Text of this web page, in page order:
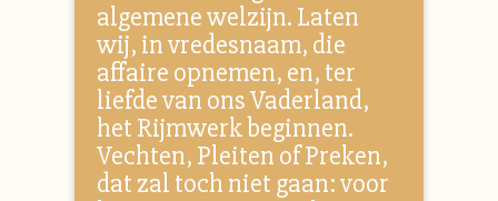
algemene welzijn. Laten
wij, in vredesnaam, die
affaire opnemen, en, ter
liefde van ons Vaderland,
het Rijmwerk beginnen.
Vechten, Pleiten of Preken,
dat zal toch niet gaan: voor